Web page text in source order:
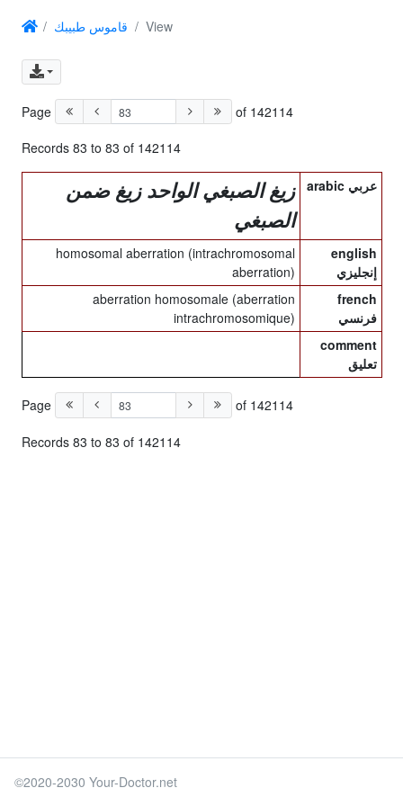
قاموس طبيبك View
Page of 142114
Records 83 to 83 of 142114
arabic عربي
زيغ الصبغي الواحد زيغ ضمن
الصبغي
english
إنجليزي
homosomal aberration (intrachromosomal
aberration)
french
فرنسي
aberration homosomale (aberration
intrachromosomique)
comment
تعليق
Page of 142114
Records 83 to 83 of 142114
©2020-2030 Your-Doctor.net